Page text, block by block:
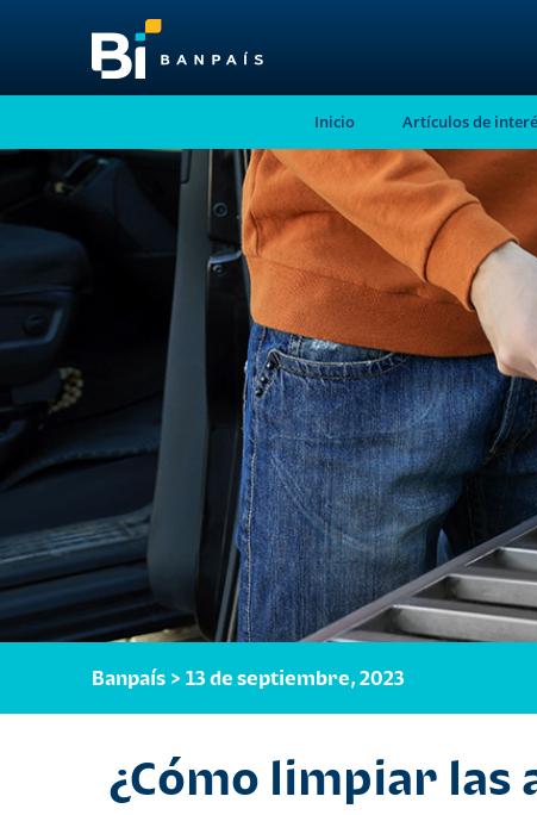
¡No te pierdas
nuevo contenido!
Suscríbete a nuestro blog y recibe
correo electrónico, las noticias más
Inicio Artículos de
Banpaís > 13 de septiembre, 2023
¿Cómo limpiar las